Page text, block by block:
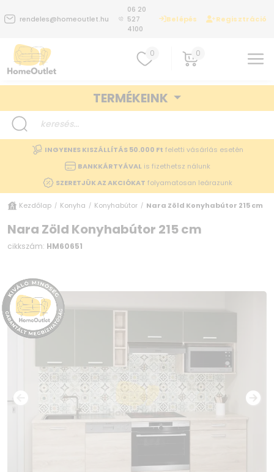
rendeles@homeoutlet.hu
06 20
527
4100
Belépés Regisztráció
0 0
TERMÉKEINK
INGYENES KISZÁLLÍTÁS 50.000 Ft feletti vásárlás esetén
BANKKÁRTYÁVALis fizethetsz nálunk
SZERETJÜK AZ AKCIÓKAT folyamatosan leárazunk
Kezdőlap / Konyha / Konyhabútor / Nara Zöld Konyhabútor 215 cm
Nara Zöld Konyhabútor 215 cm
cikkszám: HM60651